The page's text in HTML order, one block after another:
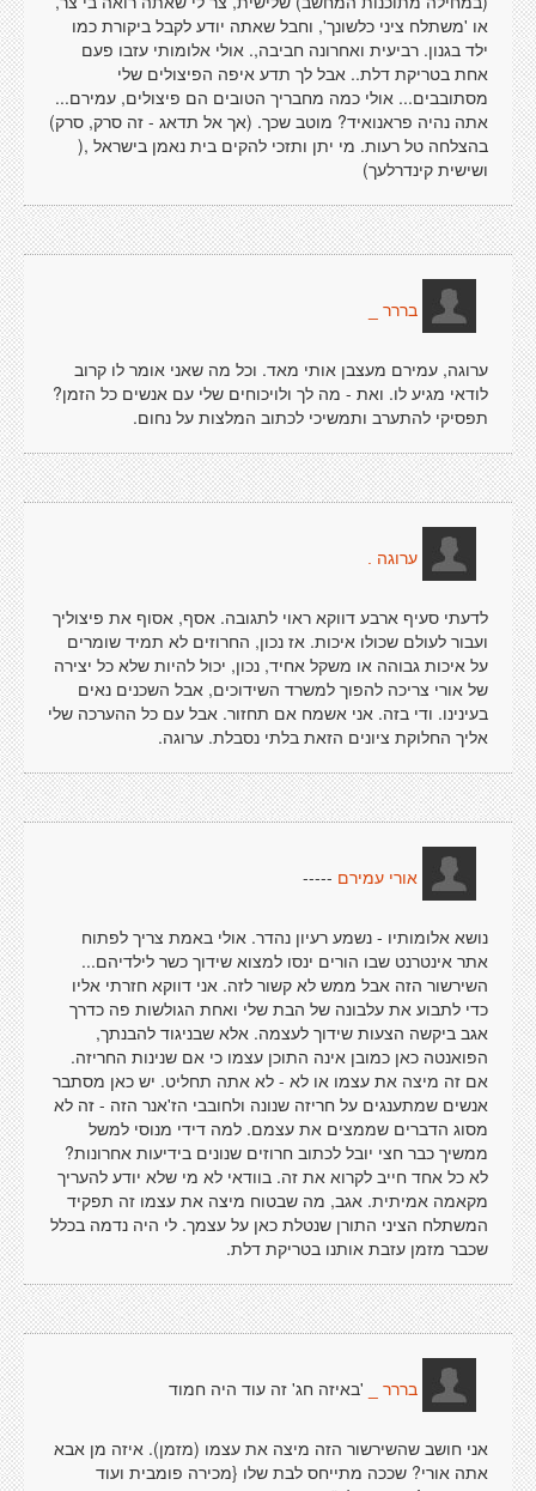
או 'משתלח ציני כלשונך', וחבל שאתה יודע לקבל ביקורת כמו
ילד בגנון. רביעית ואחרונה חביבה,. אולי אלומותי עזבו פעם
אחת בטריקת דלת.. אבל לך תדע איפה הפיצולים שלי
מסתובבים... אולי כמה מחבריך הטובים הם פיצולים, עמירם...
אתה נהיה פראנואיד? מוטב שכך. (אך אל תדאג - זה סרק, סרק)
בהצלחה טל רעות. מי יתן ותזכי להקים בית נאמן בישראל ,(
ושישית קינדרלעך)
בררר _
ערוגה, עמירם מעצבן אותי מאד. וכל מה שאני אומר לו קרוב
לודאי מגיע לו. ואת - מה לך ולויכוחים שלי עם אנשים כל הזמן?
תפסיקי להתערב ותמשיכי לכתוב המלצות על נחום.
ערוגה .
לדעתי סעיף ארבע דווקא ראוי לתגובה. אסף, אסוף את פיצוליך
ועבור לעולם שכולו איכות. אז נכון, החרוזים לא תמיד שומרים
על איכות גבוהה או משקל אחיד, נכון, יכול להיות שלא כל יצירה
של אורי צריכה להפוך למשרד השידוכים, אבל השכנים נאים
בעינינו. ודי בזה. אני אשמח אם תחזור. אבל עם כל ההערכה שלי
אליך החלוקת ציונים הזאת בלתי נסבלת. ערוגה.
אורי עמירם -----
נושא אלומותיו - נשמע רעיון נהדר. אולי באמת צריך לפתוח
אתר אינטרנט שבו הורים ינסו למצוא שידוך כשר לילדיהם...
השירשור הזה אבל ממש לא קשור לזה. אני דווקא חזרתי אליו
כדי לתבוע את עלבונה של הבת שלי ואחת הגולשות פה כדרך
אגב ביקשה הצעות שידוך לעצמה. אלא שבניגוד להבנתך,
הפואנטה כאן כמובן אינה התוכן עצמו כי אם שנינות החריזה.
אם זה מיצה את עצמו או לא - לא אתה תחליט. יש כאן מסתבר
אנשים שמתענגים על חריזה שנונה ולחובבי הז'אנר הזה - זה לא
מסוג הדברים שממצים את עצמם. למה דידי מנוסי למשל
ממשיך כבר חצי יובל לכתוב חרוזים שנונים בידיעות אחרונות?
לא כל אחד חייב לקרוא את זה. בוודאי לא מי שלא יודע להעריך
מקאמה אמיתית. אגב, מה שבטוח מיצה את עצמו זה תפקיד
המשתלח הציני התורן שנטלת כאן על עצמך. לי היה נדמה בכלל
שכבר מזמן עזבת אותנו בטריקת דלת.
בררר _ 'באיזה חג' זה עוד היה חמוד
אני חושב שהשירשור הזה מיצה את עצמו (מזמן). איזה מן אבא
אתה אורי? שככה מתייחס לבת שלו {מכירה פומבית ועוד